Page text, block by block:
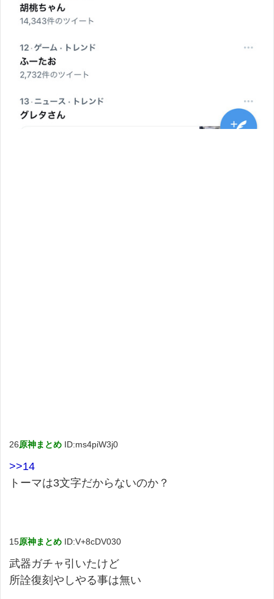
26原神まとめ ID:ms4piW3j0
>>14
トーマは3文字だからないのか？
15原神まとめ ID:V+8cDV030
武器ガチャ引いたけど
所詮復刻やしやる事は無い